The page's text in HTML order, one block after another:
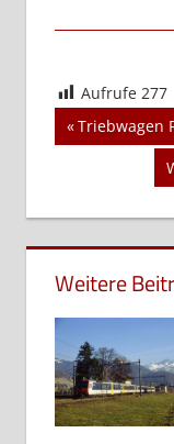
Aufrufe 277
Vorheriger
Triebwagen
Weitere